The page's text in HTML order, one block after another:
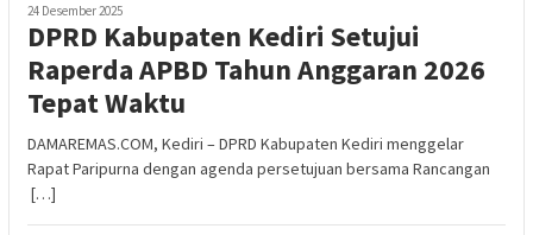
24 Desember 2025
DPRD Kabupaten Kediri Setujui
Raperda APBD Tahun Anggaran 2026
Tepat Waktu
DAMAREMAS.COM, Kediri – DPRD Kabupaten Kediri menggelar
Rapat Paripurna dengan agenda persetujuan bersama Rancangan
[…]